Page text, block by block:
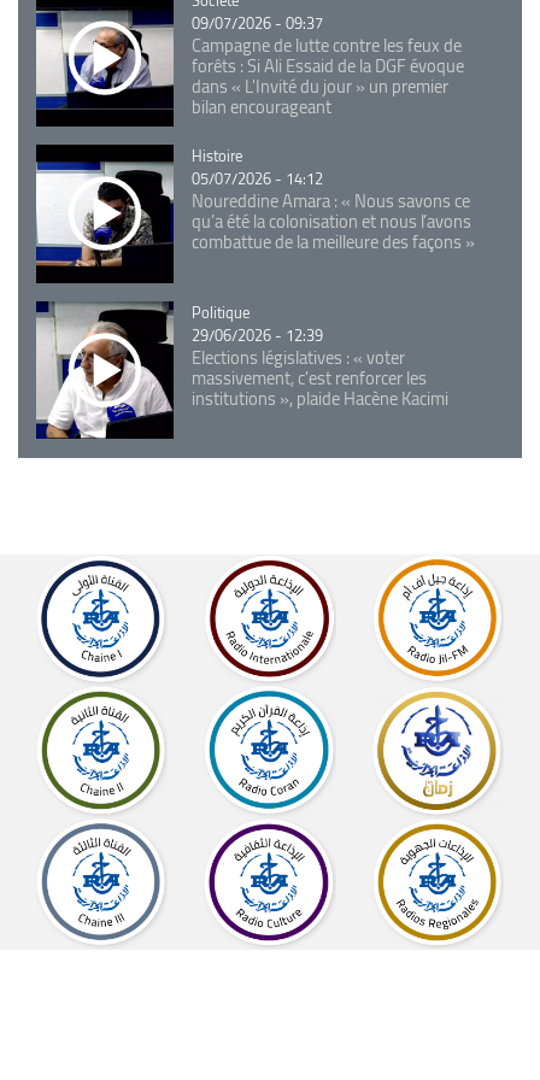
09/07/2026 - 09:37
Campagne de lutte contre les feux de
forêts : Si Ali Essaid de la DGF évoque
dans « L'Invité du jour » un premier
bilan encourageant
Catégorie
Histoire
05/07/2026 - 14:12
Noureddine Amara : « Nous savons ce
qu’a été la colonisation et nous l’avons
combattue de la meilleure des façons »
Catégorie
Politique
29/06/2026 - 12:39
Elections législatives : « voter
massivement, c'est renforcer les
institutions », plaide Hacène Kacimi